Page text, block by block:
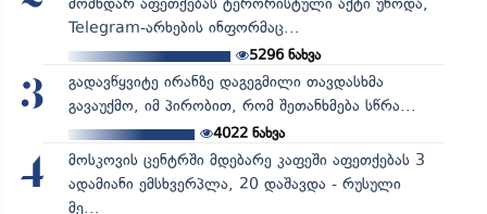
Telegram-არხების ინფორმაც...
5296ნახვა
3
გადავწყვიტე ირანზე დაგეგმილი თავდასხმა
გავაუქმო, იმ პირობით, რომ შეთანხმება სწრა...
4022ნახვა
4
მოსკოვის ცენტრში მდებარე კაფეში აფეთქებას 3
ადამიანი ემსხვერპლა, 20 დაშავდა - რუსული
მე...